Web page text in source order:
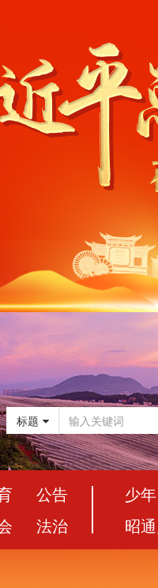
标题
公告
法治
少年
昭